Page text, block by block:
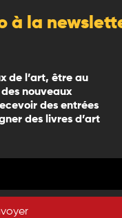
à la
de l’art, être au
nouveaux
des entrées
des livres d’art